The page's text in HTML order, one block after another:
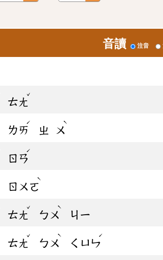
音讀 注音
ㄊㄤ
ˇ
ㄌㄞ
ˊ
ㄓ ㄨ
ˋ
ㄖㄢ
ˊ
ㄖㄨㄛ
ˋ
ㄊㄤ
ˇ
ㄅㄨ
ˋ
ㄐㄧ
ㄊㄤ
ˇ
ㄅㄨ
ˋ
ㄑㄩㄣ
ˊ